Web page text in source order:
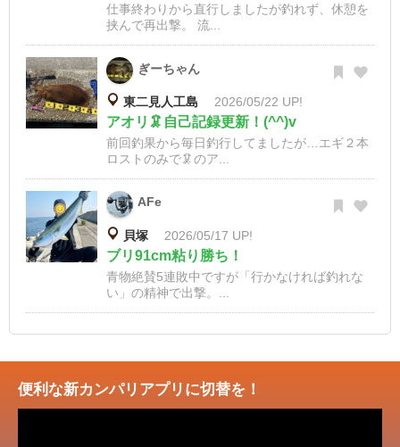
仕事終わりから直行しましたが釣れず、休憩を
挟んで再出撃。 流...
ぎーちゃん
東二見人工島 2026/05/22 UP!
アオリ🦑自己記録更新！(^^)v
前回釣果から毎日釣行してましたが…エギ２本
ロストのみで🦑のア...
AFe
貝塚 2026/05/17 UP!
ブリ91cm粘り勝ち！
青物絶賛5連敗中ですが「行かなければ釣れな
い」の精神で出撃。...
便利な新カンパリアプリに切替を！